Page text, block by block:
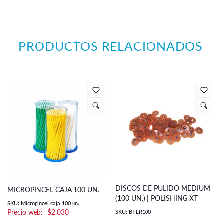
PRODUCTOS RELACIONADOS
MICROPINCEL CAJA 100 UN.
SKU: Micropincel caja 100 un.
$2.030
DISCOS DE PULIDO MEDIUM
(100 UN.) | POLISHING XT
SKU: BTLR100